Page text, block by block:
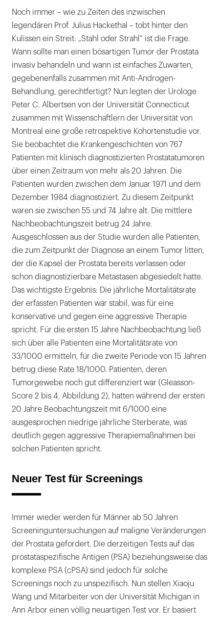
Noch immer – wie zu Zeiten des inzwischen
legendären Prof. Julius Hackethal – tobt hinter den
Kulissen ein Streit: „Stahl oder Strahl“ ist die Frage.
Wann sollte man einen bösartigen Tumor der Prostata
invasiv behandeln und wann ist einfaches Zuwarten,
gegebenenfalls zusammen mit Anti-Androgen-
Behandlung, gerechtfertigt? Nun legten der Urologe
Peter C. Albertsen von der Universität Connecticut
zusammen mit Wissenschaftlern der Universität von
Montreal eine große retrospektive Kohortenstudie vor.
Sie beobachtet die Krankengeschichten von 767
Patienten mit klinisch diagnostizierten Prostatatumoren
über einen Zeitraum von mehr als 20 Jahren. Die
Patienten wurden zwischen dem Januar 1971 und dem
Dezember 1984 diagnostiziert. Zu diesem Zeitpunkt
waren sie zwischen 55 und 74 Jahre alt. Die mittlere
Nachbeobachtungszeit betrug 24 Jahre.
Ausgeschlossen aus der Studie wurden alle Patienten,
die zum Zeitpunkt der Diagnose an einem Tumor litten,
der die Kapsel der Prostata bereits verlassen oder
schon diagnostizierbare Metastasen abgesiedelt hatte.
Das wichtigste Ergebnis: Die jährliche Mortalitätsrate
der erfassten Patienten war stabil, was für eine
konservative und gegen eine aggressive Therapie
spricht. Für die ersten 15 Jahre Nachbeobachtung ließ
sich über alle Patienten eine Mortalitätsrate von
33/1000 ermitteln, für die zweite Periode von 15 Jahren
betrug diese Rate 18/1000. Patienten, deren
Tumorgewebe noch gut differenziert war (Gleasson-
Score 2 bis 4, Abbildung 2), hatten während der ersten
20 Jahre Beobachtungszeit mit 6/1000 eine
ausgesprochen niedrige jährliche Sterberate, was
deutlich gegen aggressive Therapiemaßnahmen bei
solchen Patienten spricht.
Neuer Test für Screenings
Immer wieder werden für Männer ab 50 Jahren
Screeninguntersuchungen auf maligne Veränderungen
der Prostata gefordert. Die derzeitigen Tests auf das
prostataspezifische Antigen (PSA) beziehungsweise das
komplexe PSA (cPSA) sind jedoch für solche
Screenings noch zu unspezifisch. Nun stellen Xiaoju
Wang und Mitarbeiter von der Universität Michigan in
Ann Arbor einen völlig neuartigen Test vor. Er basiert